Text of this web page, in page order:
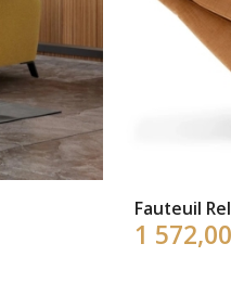
Fauteuil
1 572,00